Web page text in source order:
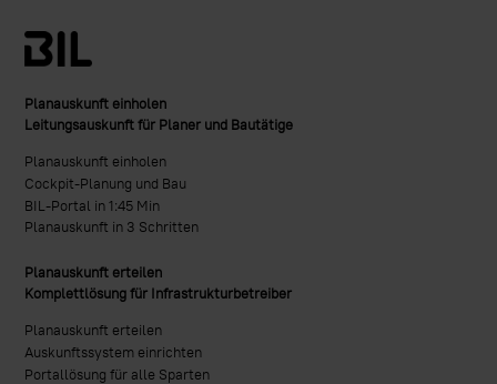
Planauskunft einholen
Leitungsauskunft für Planer und Bautätige
Planauskunft einholen
Cockpit-Planung und Bau
BIL-Portal in 1:45 Min
Planauskunft in 3 Schritten
Planauskunft erteilen
Komplettlösung für Infrastrukturbetreiber
Planauskunft erteilen
Auskunftssystem einrichten
Portallösung für alle Sparten